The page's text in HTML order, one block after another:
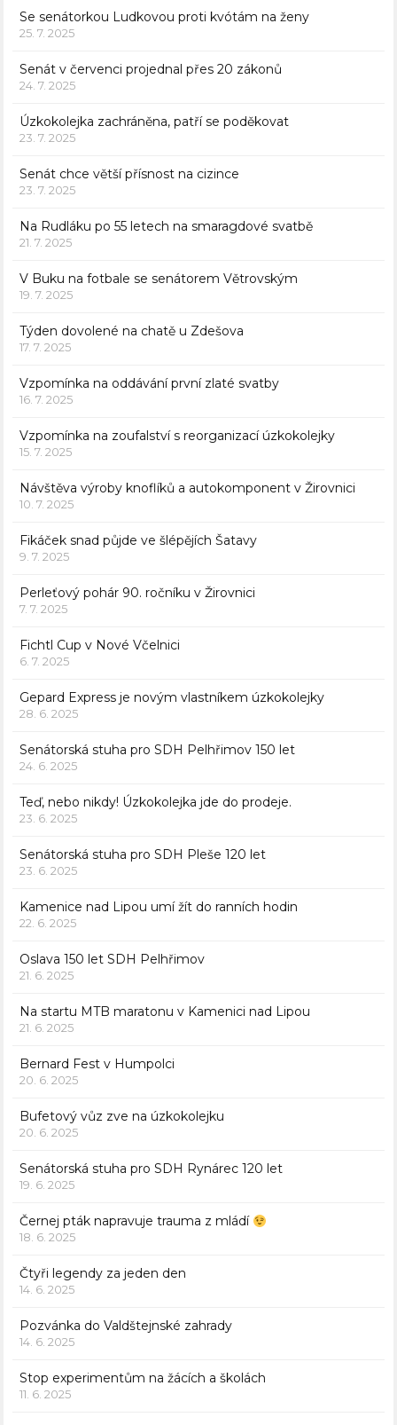
Se senátorkou Ludkovou proti kvótám na ženy
25. 7. 2025
Senát v červenci projednal přes 20 zákonů
24. 7. 2025
Úzkokolejka zachráněna, patří se poděkovat
23. 7. 2025
Senát chce větší přísnost na cizince
23. 7. 2025
Na Rudláku po 55 letech na smaragdové svatbě
21. 7. 2025
V Buku na fotbale se senátorem Větrovským
19. 7. 2025
Týden dovolené na chatě u Zdešova
17. 7. 2025
Vzpomínka na oddávání první zlaté svatby
16. 7. 2025
Vzpomínka na zoufalství s reorganizací úzkokolejky
15. 7. 2025
Návštěva výroby knoflíků a autokomponent v Žirovnici
10. 7. 2025
Fikáček snad půjde ve šlépějích Šatavy
9. 7. 2025
Perleťový pohár 90. ročníku v Žirovnici
7. 7. 2025
Fichtl Cup v Nové Včelnici
6. 7. 2025
Gepard Express je novým vlastníkem úzkokolejky
28. 6. 2025
Senátorská stuha pro SDH Pelhřimov 150 let
24. 6. 2025
Teď, nebo nikdy! Úzkokolejka jde do prodeje.
23. 6. 2025
Senátorská stuha pro SDH Pleše 120 let
23. 6. 2025
Kamenice nad Lipou umí žít do ranních hodin
22. 6. 2025
Oslava 150 let SDH Pelhřimov
21. 6. 2025
Na startu MTB maratonu v Kamenici nad Lipou
21. 6. 2025
Bernard Fest v Humpolci
20. 6. 2025
Bufetový vůz zve na úzkokolejku
20. 6. 2025
Senátorská stuha pro SDH Rynárec 120 let
19. 6. 2025
Černej pták napravuje trauma z mládí
18. 6. 2025
Čtyři legendy za jeden den
14. 6. 2025
Pozvánka do Valdštejnské zahrady
14. 6. 2025
Stop experimentům na žácích a školách
11. 6. 2025